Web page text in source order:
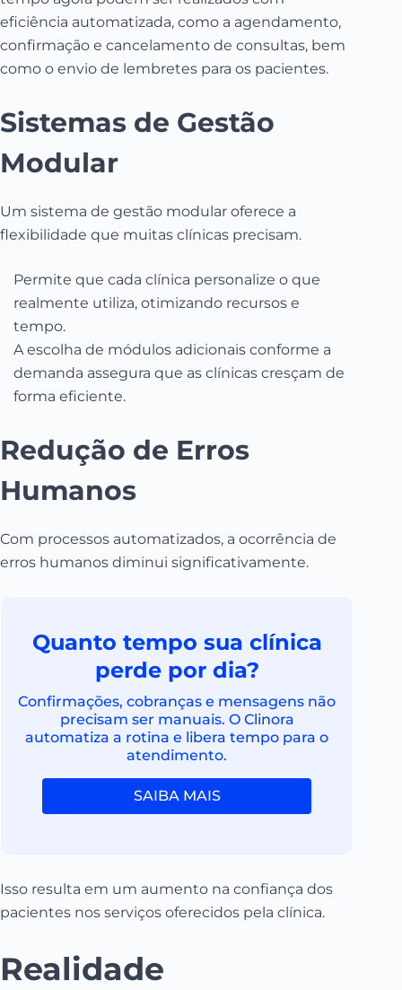
eficiência automatizada, como a agendamento,
confirmação e cancelamento de consultas, bem
como o envio de lembretes para os pacientes.
Sistemas de Gestão
Modular
Um sistema de gestão modular oferece a
flexibilidade que muitas clínicas precisam.
Permite que cada clínica personalize o que
realmente utiliza, otimizando recursos e
tempo.
A escolha de módulos adicionais conforme a
demanda assegura que as clínicas cresçam de
forma eficiente.
Redução de Erros
Humanos
Com processos automatizados, a ocorrência de
erros humanos diminui significativamente.
Quanto tempo sua clínica
perde por dia?
Confirmações, cobranças e mensagens não
precisam ser manuais. O Clinora
automatiza a rotina e libera tempo para o
atendimento.
SAIBA MAIS
Isso resulta em um aumento na confiança dos
pacientes nos serviços oferecidos pela clínica.
Realidade